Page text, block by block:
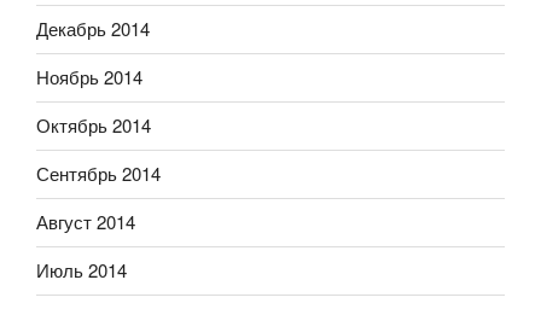
Декабрь 2014
Ноябрь 2014
Октябрь 2014
Сентябрь 2014
Август 2014
Июль 2014